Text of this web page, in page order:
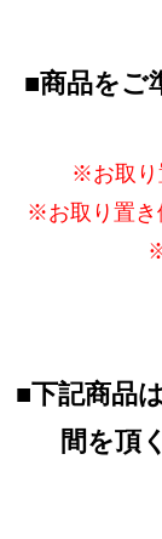
■商品をご
※お取り
※お取り置き
■下記商品
間を頂